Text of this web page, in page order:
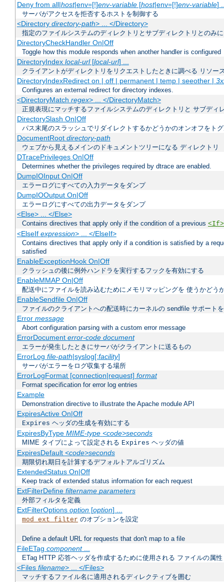
Deny from all|host|env=[!]env-variable[host|env=[!]env-variable]
サーバがアクセスを拒否するホストを制御する
<Directory directory-path> ... </Directory>
指定のファイルシステムのディレクトリとサブディレクトリとのみ
DirectoryCheckHandler On|Off
Toggle how this module responds when another handler is configured
DirectoryIndex local-url[local-url] ...
クライアントがディレクトリをリクエストしたときに調べる リソー
DirectoryIndexRedirect on | off | permanent | temp | seeother |
Configures an external redirect for directory indexes.
<DirectoryMatch regex> ... </DirectoryMatch>
正規表現にマッチするファイルシステムのディレクトリと サブディ
DirectorySlash On|Off
パス末尾のスラッシュでリダイレクトするかどうかのオンオフをト
DocumentRoot directory-path
ウェブから見えるメインのドキュメントツリーになる ディレクトリ
DTracePrivileges On|Off
Determines whether the privileges required by dtrace are enabled.
DumpIOInput On|Off
エラーログにすべての入力データをダンプ
DumpIOOutput On|Off
エラーログにすべての出力データをダンプ
<Else> ... </Else>
Contains directives that apply only if the condition of a previous <If>
<ElseIf expression> ... </ElseIf>
Contains directives that apply only if a condition is satisfied by a
satisfied
EnableExceptionHook On|Off
クラッシュの後に例外ハンドラを実行するフックを有効にする
EnableMMAP On|Off
配送中にファイルを読み込むためにメモリマッピングを 使うかどう
EnableSendfile On|Off
ファイルのクライアントへの配送時にカーネルの sendfile サポート
Error message
Abort configuration parsing with a custom error message
ErrorDocument error-code document
エラーが発生したときにサーバがクライアントに送るもの
ErrorLog file-path|syslog[:facility]
サーバがエラーをログ収集する場所
ErrorLogFormat [connection|request] format
Format specification for error log entries
Example
Demonstration directive to illustrate the Apache module API
ExpiresActive On|Off
Expires ヘッダの生成を有効にする
ExpiresByType MIME-type <code>seconds
MIME タイプによって設定される Expires ヘッダの値
ExpiresDefault <code>seconds
期限切れ期日を計算するデフォルトアルゴリズム
ExtendedStatus On|Off
Keep track of extended status information for each request
ExtFilterDefine filtername parameters
外部フィルタを定義
ExtFilterOptions option[option] ...
mod_ext_filter のオプションを設定
Define a default URL for requests that don't map to a file
FileETag component...
ETag HTTP 応答ヘッダを作成するために使用される ファイルの属性
<Files filename> ... </Files>
マッチするファイル名に適用されるディレクティブを囲む